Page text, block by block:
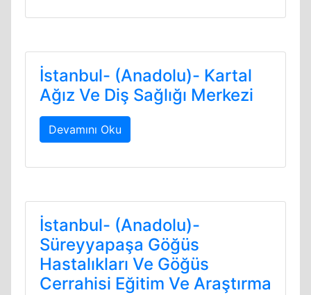
İstanbul- (Anadolu)- Kartal
Ağız Ve Diş Sağlığı Merkezi
Devamını Oku
İstanbul- (Anadolu)-
Süreyyapaşa Göğüs
Hastalıkları Ve Göğüs
Cerrahisi Eğitim Ve Araştırma